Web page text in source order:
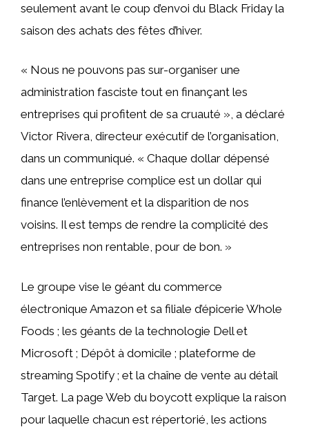
seulement avant le coup d’envoi du Black Friday la
saison des achats des fêtes d’hiver.
« Nous ne pouvons pas sur-organiser une
administration fasciste tout en finançant les
entreprises qui profitent de sa cruauté », a déclaré
Victor Rivera, directeur exécutif de l’organisation,
dans un communiqué. « Chaque dollar dépensé
dans une entreprise complice est un dollar qui
finance l’enlèvement et la disparition de nos
voisins. Il est temps de rendre la complicité des
entreprises non rentable, pour de bon. »
Le groupe vise le géant du commerce
électronique Amazon et sa filiale d’épicerie Whole
Foods ; les géants de la technologie Dell et
Microsoft ; Dépôt à domicile ; plateforme de
streaming Spotify ; et la chaîne de vente au détail
Target. La page Web du boycott explique la raison
pour laquelle chacun est répertorié, les actions